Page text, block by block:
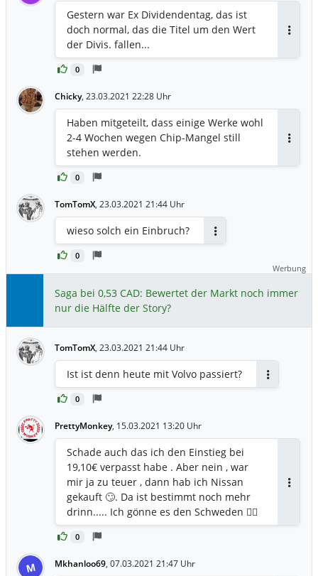
0
Gestern war Ex Dividendentag, das ist
doch normal, das die Titel um den Wert
der Divis. fallen...
Chicky, 23.03.2021 22:28 Uhr
0
Haben mitgeteilt, dass einige Werke wohl
2-4 Wochen wegen Chip-Mangel still
stehen werden.
TomTomX, 23.03.2021 21:44 Uhr
0
wieso solch ein Einbruch?
Werbung
Saga bei 0,53 CAD: Bewertet der Markt noch immer
nur die Hälfte der Story?
TomTomX, 23.03.2021 21:44 Uhr
0
Ist ist denn heute mit Volvo passiert?
PrettyMonkey, 15.03.2021 13:20 Uhr
0
Schade auch das ich den Einstieg bei
19,10€ verpasst habe . Aber nein , war
mir ja zu teuer , dann hab ich Nissan
gekauft 🙄. Da ist bestimmt noch mehr
drinn..... Ich gönne es den Schweden 👍🏼
M Mkhanloo69, 07.03.2021 21:47 Uhr